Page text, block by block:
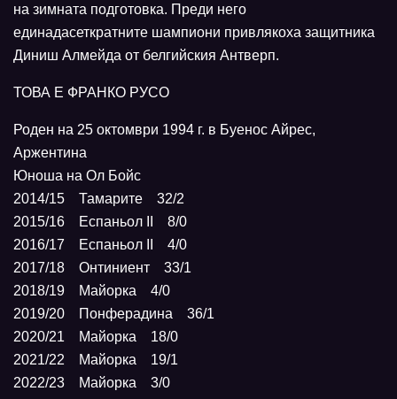
на зимната подготовка. Преди него
единадасеткратните шампиони привлякоха защитника
Диниш Алмейда от белгийския Антверп.
ТОВА Е ФРАНКО РУСО
Роден на 25 октомври 1994 г. в Буенос Айрес,
Аржентина
Юноша на Ол Бойс
2014/15 Тамарите 32/2
2015/16 Еспаньол II 8/0
2016/17 Еспаньол II 4/0
2017/18 Онтиниент 33/1
2018/19 Майорка 4/0
2019/20 Понферадина 36/1
2020/21 Майорка 18/0
2021/22 Майорка 19/1
2022/23 Майорка 3/0